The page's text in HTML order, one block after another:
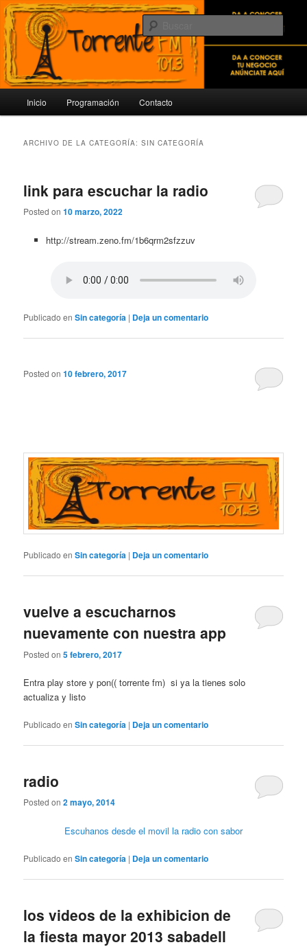
Torrente FM 101.3
principal
Ir
principal
Ir
secundario
Inicio Programación Contacto
ARCHIVO DE LA CATEGORÍA:SIN CATEGORÍA
link para escuchar la radio
Posted on10 marzo, 2022
http://stream.zeno.fm/1b6qrm2sfzzuv
Publicado en Sin categoría | Deja un comentario
Posted on10 febrero, 2017
Publicado en Sin categoría | Deja un comentario
vuelve a escucharnos
nuevamente con nuestra app
Posted on5 febrero, 2017
Entra play store y pon(( torrente fm) si ya la tienes solo
actualiza y listo
Publicado en Sin categoría | Deja un comentario
radio
Posted on2 mayo, 2014
Escuhanos desde el movil la radio con sabor
Publicado en Sin categoría | Deja un comentario
los videos de la exhibicion de
la fiesta mayor 2013 sabadell